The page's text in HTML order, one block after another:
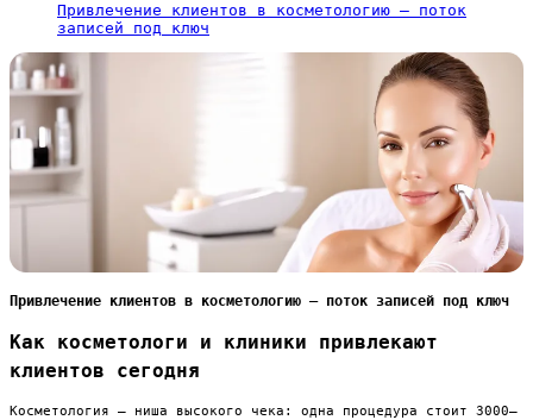
Привлечение клиентов в косметологию — поток
записей под ключ
Привлечение клиентов в косметологию — поток записей под ключ
Как косметологи и клиники привлекают
клиентов сегодня
Косметология — ниша высокого чека: одна процедура стоит 3000–